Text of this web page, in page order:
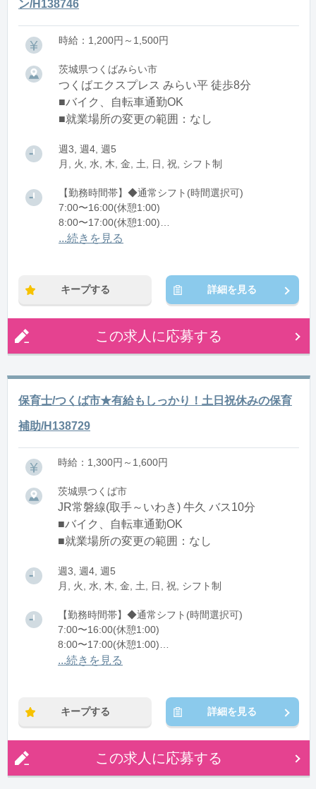
ン/H138746
時給：1,200円～1,500円
茨城県つくばみらい市
つくばエクスプレス みらい平 徒歩8分
■バイク、自転車通勤OK
■就業場所の変更の範囲：なし
週3, 週4, 週5
月, 火, 水, 木, 金, 土, 日, 祝, シフト制
【勤務時間帯】◆通常シフト(時間選択可)
7:00〜16:00(休憩1:00)
8:00〜17:00(休憩1:00)
12:00〜21:00(休憩1:00)
...続きを見る
キープする 詳細を見る
この求人に応募する
保育士/つくば市★有給もしっかり！土日祝休みの保育
補助/H138729
時給：1,300円～1,600円
茨城県つくば市
JR常磐線(取手～いわき) 牛久 バス10分
■バイク、自転車通勤OK
■就業場所の変更の範囲：なし
週3, 週4, 週5
月, 火, 水, 木, 金, 土, 日, 祝, シフト制
【勤務時間帯】◆通常シフト(時間選択可)
7:00〜16:00(休憩1:00)
8:00〜17:00(休憩1:00)
12:00〜21:00(休憩1:00)
...続きを見る
キープする 詳細を見る
この求人に応募する